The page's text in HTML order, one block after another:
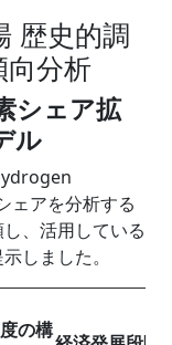
歴史的調
向分析
シェア拡
ル
ェアを分析する
、活用している
しました。
の構